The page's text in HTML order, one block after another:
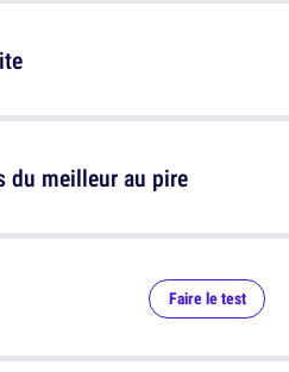
du meilleur au pire
Faire le test